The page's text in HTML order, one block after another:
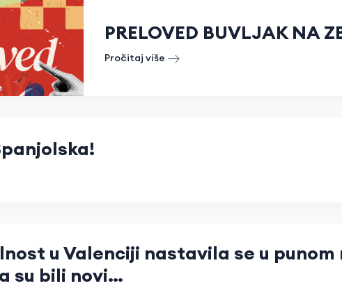
PRELOVED BUVLJAK NA
Pročitaj više
u Valenciji nastavila se u
su bili novi…